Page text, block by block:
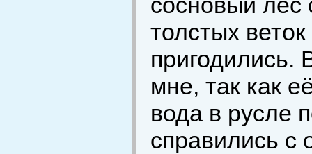
толстых
пригодились.
мне, так как
вода в русле
справились с